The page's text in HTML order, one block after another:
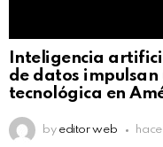
Inteligencia
de datos
tecnológica en
by editor web